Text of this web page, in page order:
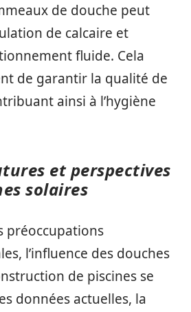
de douche peut
de calcaire et
fluide. Cela
de garantir la qualité de
ainsi à l’hygiène
et perspectives
solaires
préoccupations
l’influence des douches
de piscines se
données actuelles, la